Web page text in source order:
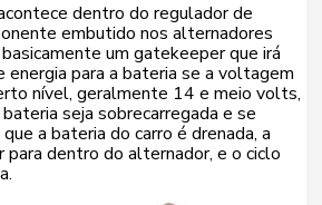
dentro do regulador de
embutido nos alternadores
um gatekeeper que irá
energia para a bateria se a voltagem
nível, geralmente 14 e meio volts,
seja sobrecarregada e se
a bateria do carro é drenada, a
dentro do alternador, e o ciclo